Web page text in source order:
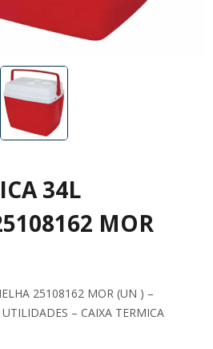
34L
MOR
25108162 MOR (UN ) –
– CAIXA TERMICA